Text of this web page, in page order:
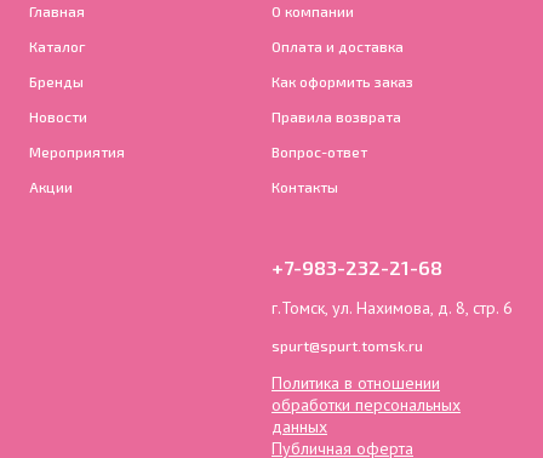
Главная
Каталог
Бренды
Новости
Мероприятия
Акции
О компании
Оплата и доставка
Как оформить заказ
Правила возврата
Вопрос-ответ
Контакты
+7-983-232-21-68
г.Томск, ул. Нахимова, д. 8, стр. 6
spurt@spurt.tomsk.ru
Политика в отношении
обработки персональных
данных
Публичная оферта